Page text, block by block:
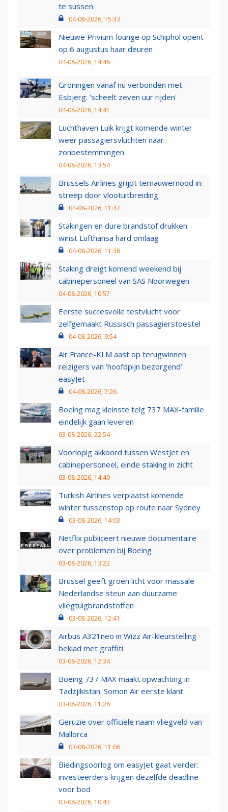
te sussen
04-08-2026, 15:33
Nieuwe Privium-lounge op Schiphol opent
op 6 augustus haar deuren
04-08-2026, 14:46
Groningen vanaf nu verbonden met
Esbjerg: 'scheelt zeven uur rijden'
04-08-2026, 14:41
Luchthaven Luik krijgt komende winter
weer passagiersvluchten naar
zonbestemmingen
04-08-2026, 13:54
Brussels Airlines grijpt ternauwernood in:
streep door vlootuitbreiding
04-08-2026, 11:47
Stakingen en dure brandstof drukken
winst Lufthansa hard omlaag
04-08-2026, 11:38
Staking dreigt komend weekend bij
cabinepersoneel van SAS Noorwegen
04-08-2026, 10:57
Eerste succesvolle testvlucht voor
zelfgemaakt Russisch passagierstoestel
04-08-2026, 9:54
Air France-KLM aast op terugwinnen
reizigers van ‘hoofdpijn bezorgend’
easyJet
04-08-2026, 7:26
Boeing mag kleinste telg 737 MAX-familie
eindelijk gaan leveren
03-08-2026, 22:54
Voorlopig akkoord tussen WestJet en
cabinepersoneel, einde staking in zicht
03-08-2026, 14:40
Turkish Airlines verplaatst komende
winter tussenstop op route naar Sydney
03-08-2026, 14:03
Netflix publiceert nieuwe documentaire
over problemen bij Boeing
03-08-2026, 13:22
Brussel geeft groen licht voor massale
Nederlandse steun aan duurzame
vliegtuigbrandstoffen
03-08-2026, 12:41
Airbus A321neo in Wizz Air-kleurstelling
beklad met graffiti
03-08-2026, 12:34
Boeing 737 MAX maakt opwachting in
Tadzjikistan: Somon Air eerste klant
03-08-2026, 11:26
Geruzie over officiële naam vliegveld van
Mallorca
03-08-2026, 11:06
Biedingsoorlog om easyJet gaat verder:
investeerders krijgen dezelfde deadline
voor bod
03-08-2026, 10:43